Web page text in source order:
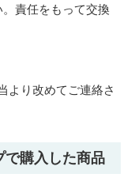
責任をもって交換
より改めてご連絡さ
で購入した商品